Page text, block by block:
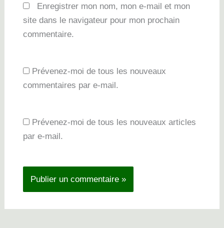
Enregistrer mon nom, mon e-mail et mon
site dans le navigateur pour mon prochain
commentaire.
Prévenez-moi de tous les nouveaux
commentaires par e-mail.
Prévenez-moi de tous les nouveaux articles
par e-mail.